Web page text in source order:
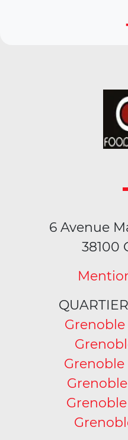
6 Avenue
38100
Grenoble